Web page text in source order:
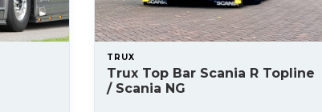
TRUX
Trux Top Bar Scania R Topline
/ Scania NG